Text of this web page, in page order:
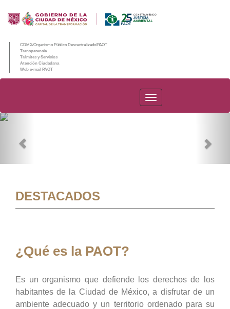
CDMX/Organismo Público Descentralizado/PAOT
Transparencia
Trámites y Servicios
Atención Ciudadana
Web e-mail PAOT
PAOT
DESTACADOS
¿Qué es la PAOT?
Es un organismo que defiende los derechos de los
habitantes de la Ciudad de México, a disfrutar de un
ambiente adecuado y un territorio ordenado para su